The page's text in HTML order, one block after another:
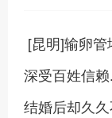
[昆明]输卵
深受百姓信
结婚后却久